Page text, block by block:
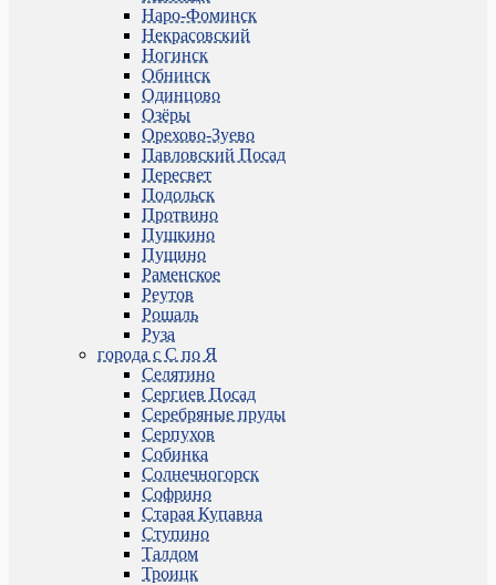
Наро-Фоминск
Некрасовский
Ногинск
Обнинск
Одинцово
Озёры
Орехово-Зуево
Павловский Посад
Пересвет
Подольск
Протвино
Пушкино
Пущино
Раменское
Реутов
Рошаль
Руза
города с С по Я
Селятино
Сергиев Посад
Серебряные пруды
Серпухов
Собинка
Солнечногорск
Софрино
Старая Купавна
Ступино
Талдом
Троицк